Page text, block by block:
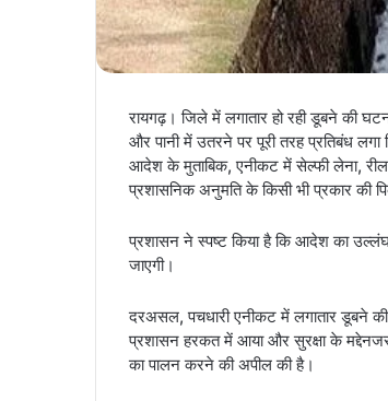
रायगढ़। जिले में लगातार हो रही डूबने की
और पानी में उतरने पर पूरी तरह प्रतिबंध लगा
आदेश के मुताबिक, एनीकट में सेल्फी लेना, रील
प्रशासनिक अनुमति के किसी भी प्रकार की
प्रशासन ने स्पष्ट किया है कि आदेश का
जाएगी।
दरअसल, पचधारी एनीकट में लगातार डूबने
प्रशासन हरकत में आया और सुरक्षा के
का पालन करने की अपील की है।